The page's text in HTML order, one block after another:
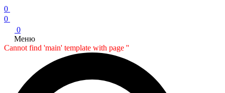
0
0
0
Меню
Cannot find 'main' template with page ''